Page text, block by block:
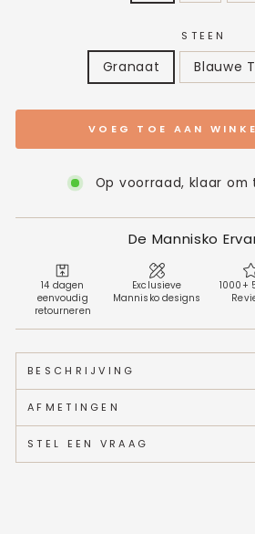
STEEN
Granaat Blauwe
VOEG TOE AAN
Op voorraad, klaar om
De Mannisko
14 dagen
eenvoudig
retourneren
Exclusieve
Mannisko designs
1000+
BESCHRIJVING
AFMETINGEN
STEL EEN VRAAG